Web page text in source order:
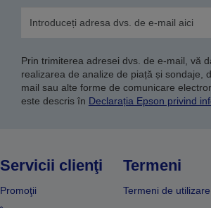
Prin trimiterea adresei dvs. de e-mail, vă
realizarea de analize de piață și sondaje,
mail sau alte forme de comunicare
este descris în Declarația Epson privind
Servicii clienţi
Promoţii
Termeni
Termeni de utilizare